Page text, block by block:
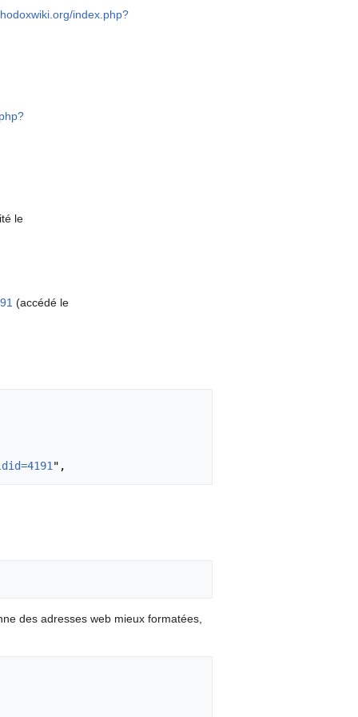
index.php?
le
(accédé le
des adresses web mieux formatées,